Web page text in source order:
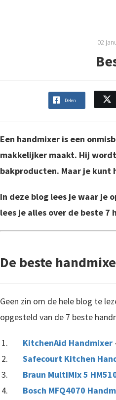
02
Delen
Een handmixer is een
makkelijker maakt. Hij
bakproducten. Maar je kunt
In deze blog lees je waar je
lees je alles over de beste 7
De beste
Geen zin om de hele blog te
opgesteld van de 7 beste
KitchenAid Handmixer
Safecourt Kitchen
Braun MultiMix 5
Bosch MFQ4070